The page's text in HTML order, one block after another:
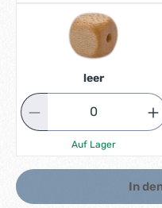
leer
Auf Lager
In